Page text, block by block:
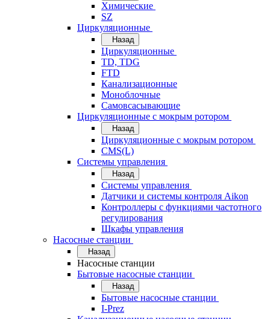
Химические
SZ
Циркуляционные
Назад
Циркуляционные
TD, TDG
FTD
Канализационные
Моноблочные
Самовсасывающие
Циркуляционные с мокрым ротором
Назад
Циркуляционные с мокрым ротором
CMS(L)
Системы управления
Назад
Системы управления
Датчики и системы контроля Aikon
Контроллеры с функциями частотного
регулирования
Шкафы управления
Насосные станции
Назад
Насосные станции
Бытовые насосные станции
Назад
Бытовые насосные станции
I-Prez